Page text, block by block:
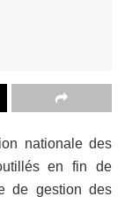
nationale des
en fin de
de gestion des